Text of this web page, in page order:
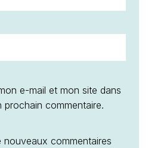
e-mail et mon site dans
commentaire.
nouveaux commentaires